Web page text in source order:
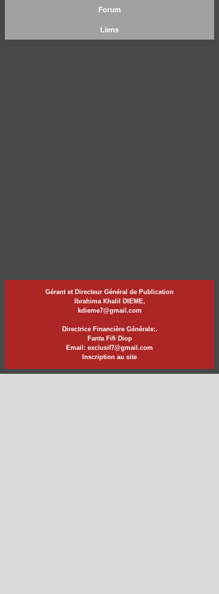
Forum
Liens
Gérant et Directeur Général de Publication
Ibrahima Khalil DIEME,
kdieme7@gmail.com
Directrice Financière Générale:.
Fanta Fifi Diop
Email: exclusif7@gmail.com
Inscription au site